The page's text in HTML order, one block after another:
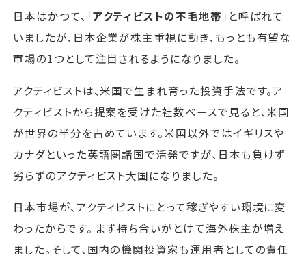
日本はかつて、「アクティビストの不毛地帯 」と呼ばれて
いましたが、日本企業が株主重視に動き、もっとも有望な
市場の1つとして注目されるようになりました。
アクティビストは、米国で生まれ育った投資手法です。ア
クティビストから提案を受けた社数ベースで見ると、米国
が世界の半分を占めています。米国以外ではイギリスや
カナダといった英語圏諸国で活発ですが、日本も負けず
劣らずのアクティビスト大国になりました。
日本市場が、アクティビストにとって稼ぎやすい環境に変
わったからです。 まず持ち合いがとけて海外株主が増え
ました。そして、国内の機関投資家も運用者としての責任